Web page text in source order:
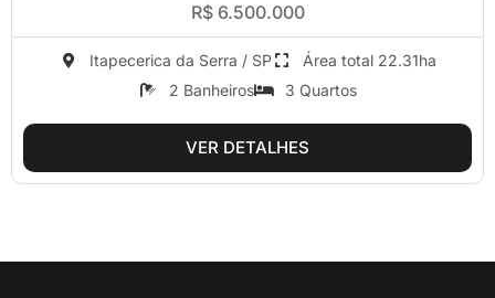
R$ 6.500.000
Itapecerica da Serra / SP
Área total 22.31ha
2 Banheiros
3 Quartos
VER DETALHES